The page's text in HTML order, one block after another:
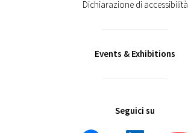
Dichiarazione di accessibilità
Events & Exhibitions
Seguici su